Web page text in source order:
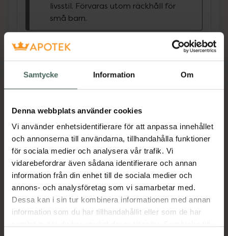
Samtycke Information Om
Denna webbplats använder cookies
Vi använder enhetsidentifierare för att anpassa innehållet
och annonserna till användarna, tillhandahålla funktioner
för sociala medier och analysera vår trafik. Vi
vidarebefordrar även sådana identifierare och annan
information från din enhet till de sociala medier och
annons- och analysföretag som vi samarbetar med.
Dessa kan i sin tur kombinera informationen med annan
information som du har tillhandahållit eller som de har
livsstil. Förvaras utom räckhåll för
små barn.
Vitamin innehåller Vitamin C extraherat från
amlabär i praktisk kapselform. Vitamin C bidrar
till immunsystemets normala funktion och att
den till normal kollagen-bildning/dannelse,
vilket har betydelse för normal funktion hos
hud, benstomme/knokler,
blodkärl/blodkarenes och brosk/brusk. Vitamin
C bidrar också till nervsystemets normala
funktion samt normal energiomsättning.
Vegansk produkt.
EAN:07350116312317
Kategorier: